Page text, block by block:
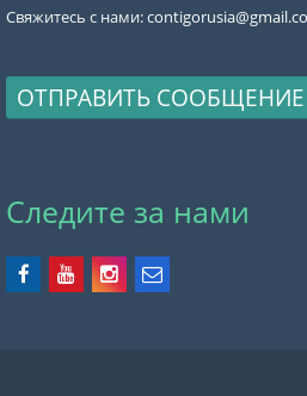
Свяжитесь с нами:
ОТПРАВИТЬ СООБЩЕНИЕ
Следите за нами